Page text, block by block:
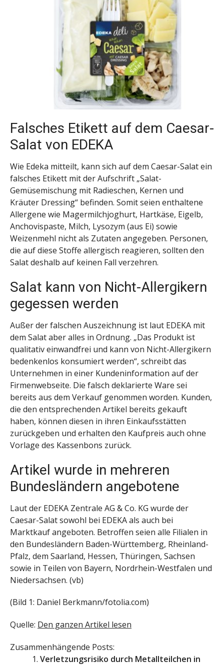
Falsches Etikett auf dem Caesar-
Salat von EDEKA
Wie Edeka mitteilt, kann sich auf dem Caesar-Salat ein
falsches Etikett mit der Aufschrift „Salat-
Gemüsemischung mit Radieschen, Kernen und
Kräuter Dressing“ befinden. Somit seien enthaltene
Allergene wie Magermilchjoghurt, Hartkäse, Eigelb,
Anchovispaste, Milch, Lysozym (aus Ei) sowie
Weizenmehl nicht als Zutaten angegeben. Personen,
die auf diese Stoffe allergisch reagieren, sollten den
Salat deshalb auf keinen Fall verzehren.
Salat kann von Nicht-Allergikern
gegessen werden
Außer der falschen Auszeichnung ist laut EDEKA mit
dem Salat aber alles in Ordnung. „Das Produkt ist
qualitativ einwandfrei und kann von Nicht-Allergikern
bedenkenlos konsumiert werden“, schreibt das
Unternehmen in einer Kundeninformation auf der
Firmenwebseite. Die falsch deklarierte Ware sei
bereits aus dem Verkauf genommen worden. Kunden,
die den entsprechenden Artikel bereits gekauft
haben, können diesen in ihren Einkaufsstätten
zurückgeben und erhalten den Kaufpreis auch ohne
Vorlage des Kassenbons zurück.
Artikel wurde in mehreren
Bundesländern angebotene
Laut der EDEKA Zentrale AG & Co. KG wurde der
Caesar-Salat sowohl bei EDEKA als auch bei
Marktkauf angeboten. Betroffen seien alle Filialen in
den Bundesländern Baden-Württemberg, Rheinland-
Pfalz, dem Saarland, Hessen, Thüringen, Sachsen
sowie in Teilen von Bayern, Nordrhein-Westfalen und
Niedersachsen. (vb)
(Bild 1: Daniel Berkmann/fotolia.com)
Quelle: Den ganzen Artikel lesen
Zusammenhängende Posts:
Verletzungsrisiko durch Metallteilchen in